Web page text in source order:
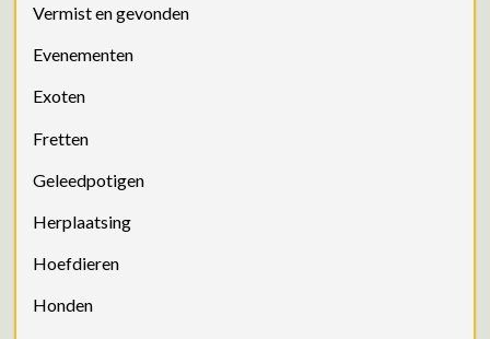
Vermist en gevonden
Evenementen
Exoten
Fretten
Geleedpotigen
Herplaatsing
Hoefdieren
Honden